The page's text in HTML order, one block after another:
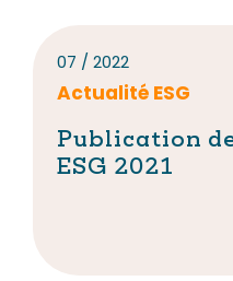
07 / 2022
Actualité ESG
Publication
ESG 2021